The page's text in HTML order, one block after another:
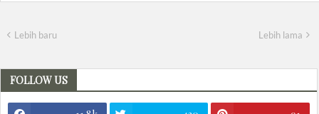
Lebih baru Lebih lama
FOLLOW US